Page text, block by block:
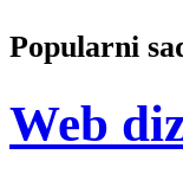
Popularni
Web